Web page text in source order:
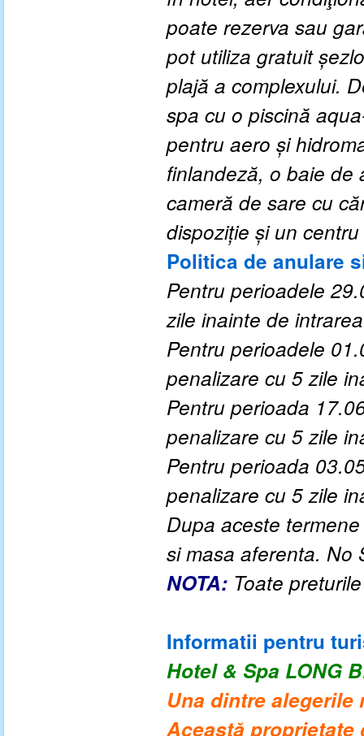
poate rezerva sau
pot utiliza gratuit
plajă a complexului.
spa cu o piscină
pentru aero și
finlandeză, o baie de
cameră de sare cu
dispoziție și un
Politica de anulare
Pentru perioadele
zile inainte de
Pentru perioadele
penalizare cu 5 zile
Pentru perioada
penalizare cu 5 zile
Pentru perioada
penalizare cu 5 zile
Dupa aceste
si masa aferenta. No
NOTA: Toate
Informatii pentru
Hotel & Spa LONG
Una dintre alegerile
Această proprietate